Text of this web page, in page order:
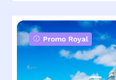
Promo Royal